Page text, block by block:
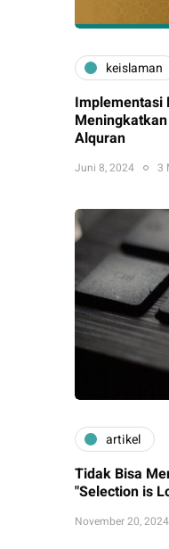
keislaman
Implementasi
Alquran
Juni 8, 2024 3
artikel
Tidak Bisa
"Selection is
November 20, 2024